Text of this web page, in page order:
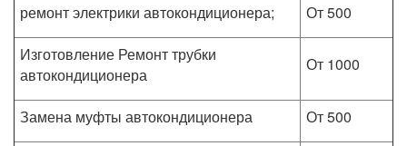
ремонт электрики автокондиционера;
От 500
Изготовление Ремонт трубки
автокондиционера
От 1000
Замена муфты автокондиционера
От 500